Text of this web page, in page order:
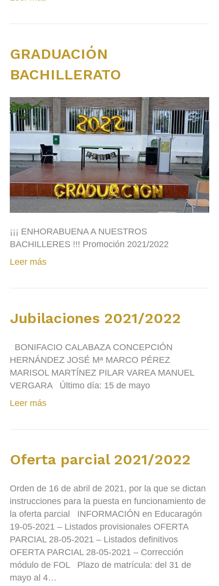
GRADUACIÓN
BACHILLERATO
¡¡¡ ENHORABUENA A NUESTROS
BACHILLERES !!! Promoción 2021/2022
Leer más
Jubilaciones 2021/2022
BONIFACIO CALABAZA CONCEPCIÓN
HERNÁNDEZ JOSÉ Mª MARCO PÉREZ
MARISOL MARTÍNEZ PILAR VAREA MANUEL
VERGARA Último día: 15 de mayo
Leer más
Oferta parcial 2021/2022
Orden de 16 de abril de 2021, por la que se dictan
instrucciones para la puesta en funcionamiento de
la oferta parcial INFORMACIÓN en Educaragón
19-05-2021 – Listados provisionales OFERTA
PARCIAL 28-05-2021 – Listados definitivos
OFERTA PARCIAL 28-05-2021 – Corrección
módulo de FOL Plazo de matrícula: del 31 de
mayo al 4…